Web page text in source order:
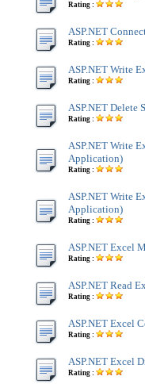
Rating :
ASP.NET
Rating :
ASP.NET Write
Rating :
ASP.NET Delete
Rating :
ASP.NET Write
Application)
Rating :
ASP.NET Write
Application)
Rating :
ASP.NET Excel
Rating :
ASP.NET Read
Rating :
ASP.NET Excel
Rating :
ASP.NET Excel
Rating :